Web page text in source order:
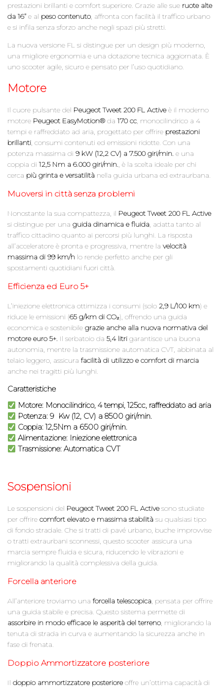
prestazioni brillanti e comfort superiore. Grazie alle sue ruote alte
da 16” e al peso contenuto, affronta con facilità il traffico urbano
e si infila senza sforzo anche negli spazi più stretti.
La nuova versione FL si distingue per un design più moderno,
una migliore ergonomia e una dotazione tecnica aggiornata. È
uno scooter agile, sicuro e pensato per l’uso quotidiano.
Motore
Il cuore pulsante del Peugeot Tweet 200 FL Activeè il moderno
motore Peugeot EasyMotion®da 170 cc, monocilindrico a 4
tempi e raffreddato ad aria, progettato per offrire prestazioni
brillanti, consumi contenuti ed emissioni ridotte. Con una
potenza massima di 9 kW (12,2 CV) a 7.500 giri/min. e una
coppia di 12,5 Nm a 6.000 giri/min., è la scelta ideale per chi
cerca più grinta e versatilità nella guida urbana ed extraurbana.
Muoversi in città senza problemi
Nonostante la sua compattezza, il Peugeot Tweet 200 FL Active
si distingue per una guida dinamica e fluida, adatta tanto al
traffico cittadino quanto ai percorsi più lunghi. La risposta
all’acceleratore è pronta e progressiva, mentre la velocità
massima di 99 km/h lo rende perfetto anche per gli
spostamenti quotidiani fuori città.
Efficienza ed Euro 5+
L’iniezione elettronica ottimizza i consumi (solo 2,9 L/100 km) e
riduce le emissioni (65 g/km di CO₂), offrendo una guida
economica e sostenibile grazie anche alla nuova normativa del
motore euro 5+. Il serbatoio da 5,4 litri garantisce una buona
autonomia, mentre la trasmissione automatica CVT, abbinata al
telaio leggero, assicura facilità di utilizzo e comfort di marcia
anche nei tragitti più lunghi.
Caratteristiche
Motore: Monocilindrico, 4 tempi, 125cc, raffreddato ad aria
Potenza: 9 Kw (12, CV) a 8500 giri/min.
Coppia: 12,5Nm a 6500 giri/min.
Alimentazione: Iniezione elettronica
Trasmissione: Automatica CVT
Sospensioni
Le sospensioni del Peugeot Tweet 200 FL Activesono studiate
per offrire comfort elevato e massima stabilità su qualsiasi tipo
di fondo stradale. Che si tratti di pavé urbano, buche improvvise
o tratti extraurbani sconnessi, questo scooter assicura una
marcia sempre fluida e sicura, riducendo le vibrazioni e
migliorando la qualità complessiva della guida.
Forcella anteriore
All’anteriore troviamo una forcella telescopica, pensata per offrire
una guida stabile e precisa. Questo sistema permette di
assorbire in modo efficace le asperità del terreno, migliorando la
tenuta di strada in curva e aumentando la sicurezza anche in
fase di frenata.
Doppio Ammortizzatore posteriore
Il doppio ammortizzatore posterioreoffre un’ottima capacità di